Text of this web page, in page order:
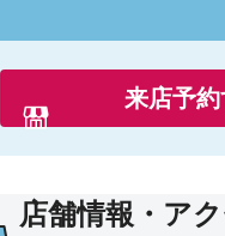
来店予約
店舗情報・ア